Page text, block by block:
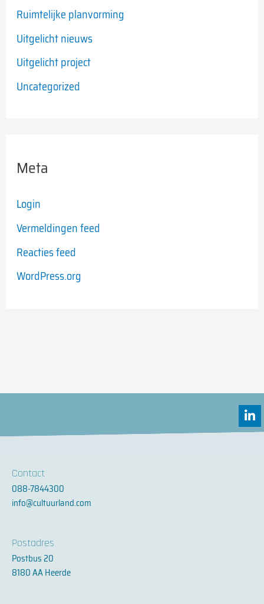
Ruimtelijke planvorming
Uitgelicht nieuws
Uitgelicht project
Uncategorized
Meta
Login
Vermeldingen feed
Reacties feed
WordPress.org
L
i
n
Contact
088-7844300
info@cultuurland.com
Postadres
Postbus 20
8180 AA Heerde